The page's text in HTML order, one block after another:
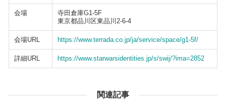
会場
寺田倉庫G1-5F
東京都品川区東品川2-6-4
会場URL https://www.terrada.co.jp/ja/service/space/g1-5f/
詳細URL https://www.starwarsidentities.jp/s/swij/?ima=2852
関連記事